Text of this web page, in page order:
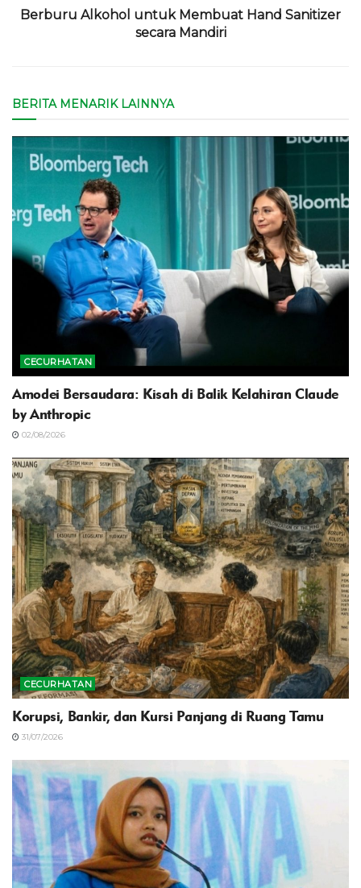
Berburu Alkohol untuk Membuat Hand Sanitizer
secara Mandiri
BERITA MENARIK LAINNYA
CECURHATAN
Amodei Bersaudara: Kisah di Balik Kelahiran Claude
by Anthropic
02/08/2026
CECURHATAN
Korupsi, Bankir, dan Kursi Panjang di Ruang Tamu
31/07/2026